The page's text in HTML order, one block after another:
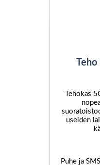
Teho
Tehokas
useiden
Puhe ja